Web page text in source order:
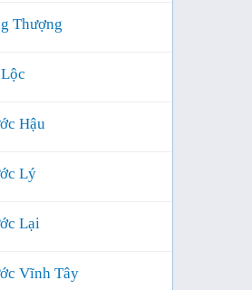
Thượng
Hậu
Lý
Lại
Vĩnh Tây